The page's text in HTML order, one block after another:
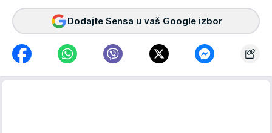
Dodajte Sensa u vaš Google izbor